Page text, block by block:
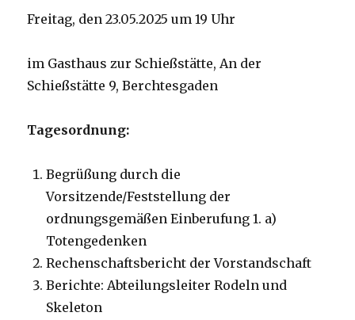
Freitag, den 23.05.2025 um 19 Uhr
im Gasthaus zur Schießstätte, An der
Schießstätte 9, Berchtesgaden
Tagesordnung:
Begrüßung durch die
Vorsitzende/Feststellung der
ordnungsgemäßen Einberufung 1. a)
Totengedenken
Rechenschaftsbericht der Vorstandschaft
Berichte: Abteilungsleiter Rodeln und
Skeleton